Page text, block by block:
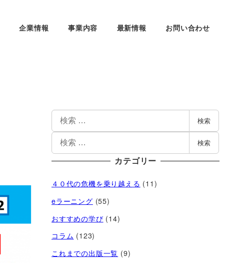
企業情報 事業内容 最新情報 お問い合わせ
検索
検索
カテゴリー
４０代の危機を乗り越える (11)
eラーニング (55)
おすすめの学び (14)
コラム (123)
これまでの出版一覧 (9)